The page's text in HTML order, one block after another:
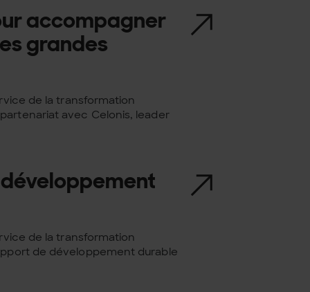
accompagner
grandes
de la transformation
avec Celonis, leader
de la transformation
de développement durable